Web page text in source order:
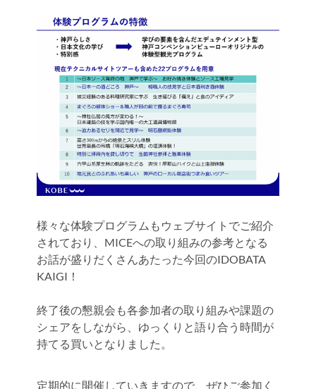
様々な体験プログラムもウェブサイトでご紹介
されており、MICEへの取り組みの参考となる
お話が盛りだくさんあたった今回のIDOBATA
KAIGI！
終了後の懇親会も各参加者の取り組みや課題の
シェアをしながら、ゆっくりと語り合う時間が
持てる買いとなりました。
定期的に開催していきますので、ぜひご参加く